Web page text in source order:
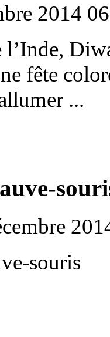
2014
l’Inde,
fête
...
souris